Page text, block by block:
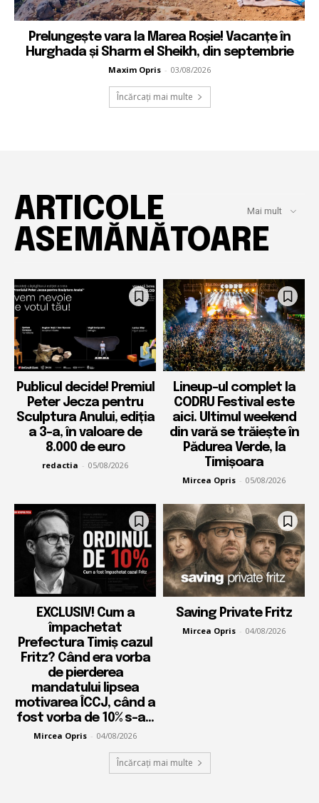
Prelungește vara la Marea Roșie! Vacanțe în
Hurghada și Sharm el Sheikh, din septembrie
Maxim Opris - 03/08/2026
Încărcați mai multe
ARTICOLE
ASEMĂNĂTOARE
Mai mult
Publicul decide! Premiul
Peter Jecza pentru
Sculptura Anului, ediția
a 3-a, în valoare de
8.000 de euro
redactia - 05/08/2026
Lineup-ul complet la
CODRU Festival este
aici. Ultimul weekend
din vară se trăiește în
Pădurea Verde, la
Timișoara
Mircea Opris - 05/08/2026
EXCLUSIV! Cum a
împachetat
Prefectura Timiș cazul
Fritz? Când era vorba
de pierderea
mandatului lipsea
motivarea ÎCCJ, când a
fost vorba de 10% s-a...
Mircea Opris - 04/08/2026
Saving Private Fritz
Mircea Opris - 04/08/2026
Încărcați mai multe